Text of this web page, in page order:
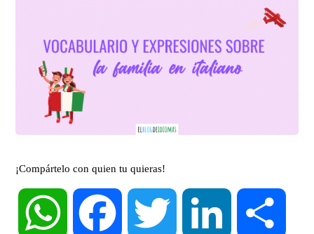
¡Compártelo con quien tu quieras!
WhatsApp Facebook Twitter LinkedIn